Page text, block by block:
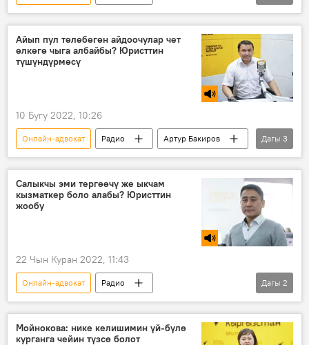
Калыгул Салиев
эмгек
келишим
Кыргызстан
Айып пул төлөбөгөн айдоочулар чет
өлкөгө чыга албайбы? Юристтин
түшүндүрмөсү
10 Бугу 2022, 10:26
Онлайн-адвокат Радио
Артур Бакиров
айып пул
Коопсуз шаар
Дагы 3
Салыкчы эми тергөөчү же ыкчам
кызматкер боло алабы? Юристтин
жообу
22 Чын Куран 2022, 11:43
Онлайн-адвокат
Радио
Калыгул Салиев
ишкер салык
Дагы 2
Мойнокова: нике келишимин үй-бүлө
курганга чейин түзсө болот